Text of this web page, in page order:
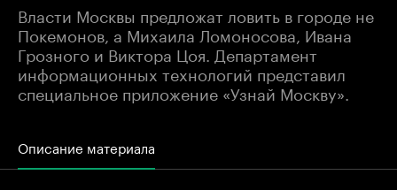
Власти Москвы предложат ловить в городе не
Покемонов, а Михаила Ломоносова, Ивана
Грозного и Виктора Цоя. Департамент
информационных технологий представил
специальное приложение «Узнай Москву».
Описание материала